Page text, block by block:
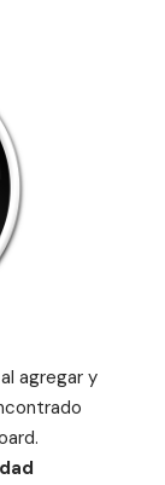
agregar y